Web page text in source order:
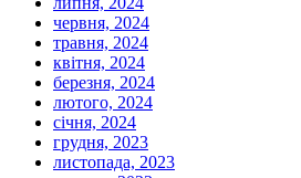
червня, 2024
травня, 2024
квітня, 2024
березня, 2024
лютого, 2024
січня, 2024
грудня, 2023
листопада, 2023